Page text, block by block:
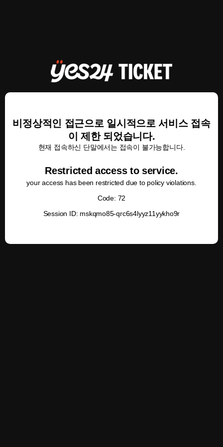
비정상적인 접근으로 일시적으로 서비스 접속
이 제한 되었습니다.
현재 접속하신 단말에서는 접속이 불가능합니다.
Restricted access to service.
your access has been restricted due to policy violations.
Code: 72
Session ID: mskqmo85-qrc6s4lyyz11yykho9r